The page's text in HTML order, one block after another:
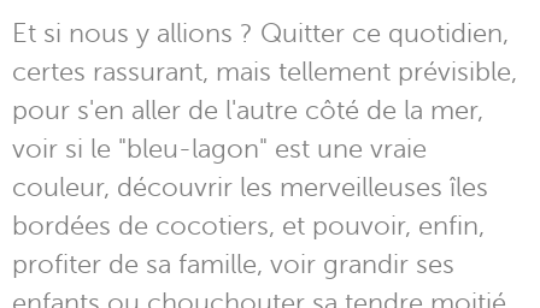
Et si nous y allions ? Quitter ce quotidien,
certes rassurant, mais tellement prévisible,
pour s'en aller de l'autre côté de la mer,
voir si le "bleu-lagon" est une vraie
couleur, découvrir les merveilleuses îles
bordées de cocotiers, et pouvoir, enfin,
profiter de sa famille, voir grandir ses